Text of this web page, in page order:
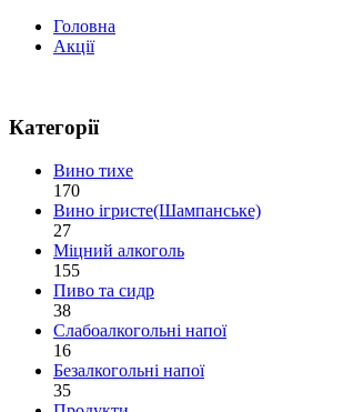
Головна
Акції
Категорії
Вино тихе
170
Вино ігристе(Шампанське)
27
Міцний алкоголь
155
Пиво та сидр
38
Слабоалкогольні напої
16
Безалкогольні напої
35